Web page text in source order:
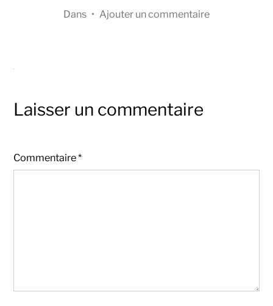
Sandra
Dans • Ajouter un commentaire
Laisser un commentaire
Commentaire*